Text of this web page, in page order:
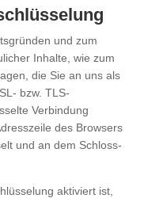
und zum
Inhalte, wie zum
die Sie an uns als
bzw. TLS-
Verbindung
des Browsers
und an dem Schloss-
aktiviert ist,